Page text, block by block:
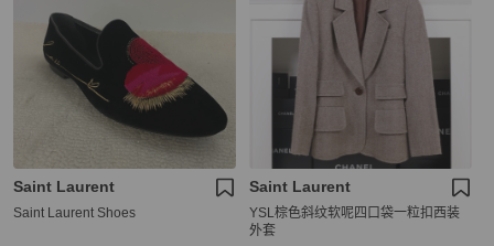
Saint Laurent
Saint Laurent Shoes
Saint Laurent
YSL棕色斜纹软呢四口袋一粒扣西装
外套